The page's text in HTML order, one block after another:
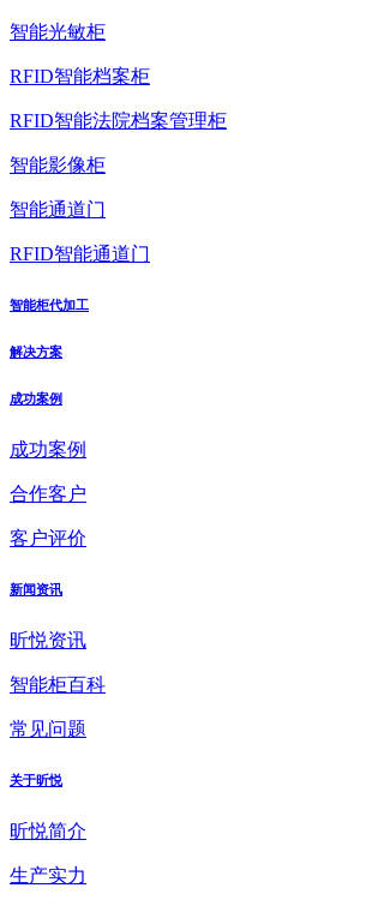
智能光敏柜
RFID智能档案柜
RFID智能法院档案管理柜
智能影像柜
智能通道门
RFID智能通道门
智能柜代加工
解决方案
成功案例
成功案例
合作客户
客户评价
新闻资讯
昕悦资讯
智能柜百科
常见问题
关于昕悦
昕悦简介
生产实力